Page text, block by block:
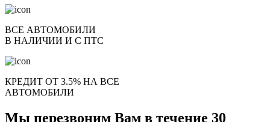
ВСЕ АВТОМОБИЛИ
В НАЛИЧИИ И С ПТС
КРЕДИТ ОТ 3.5% НА ВСЕ
АВТОМОБИЛИ
Мы перезвоним Вам в течение 30